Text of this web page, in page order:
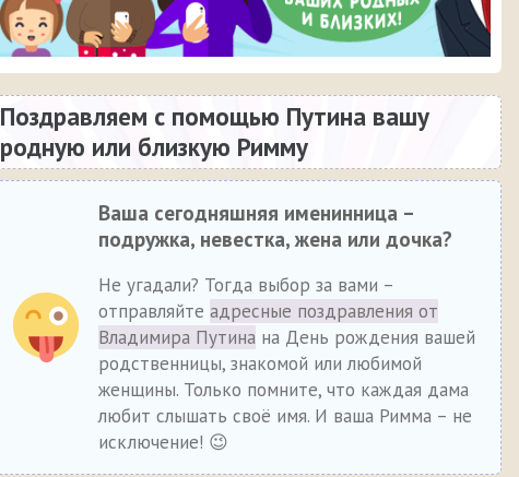
Поздравляем с помощью Путина вашу
родную или близкую Римму
Ваша сегодняшняя именинница –
подружка, невестка, жена или дочка?
Не угадали? Тогда выбор за вами –
отправляйте адресные поздравления от
Владимира Путина на День рождения вашей
родственницы, знакомой или любимой
женщины. Только помните, что каждая дама
любит слышать своё имя. И ваша Римма – не
исключение! 😉